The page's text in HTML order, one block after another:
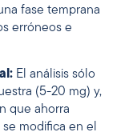
fase temprana
erróneos e
El análisis sólo
(5-20 mg) y,
que ahorra
modifica en el